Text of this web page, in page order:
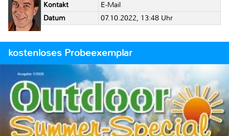
Kontakt
E-Mail
Datum
07.10.2022, 13:48 Uhr
kostenloses Probeexemplar